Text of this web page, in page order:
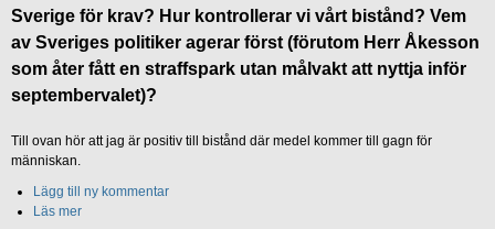
Sverige för krav? Hur kontrollerar vi vårt bistånd? Vem
av Sveriges politiker agerar först (förutom Herr Åkesson
som åter fått en straffspark utan målvakt att nyttja inför
septembervalet)?
Till ovan hör att jag är positiv till bistånd där medel kommer till gagn för
människan.
Lägg till ny kommentar
Läs mer